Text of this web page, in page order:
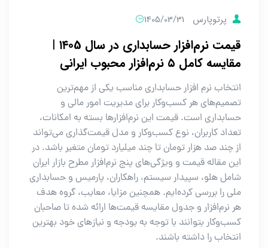
پرتوپارس 1405/03/31
قیمت نرم‌افزار حسابداری در سال ۱۴۰5 |
مقایسه کامل ۵ نرم‌افزار محبوب ایرانی
انتخاب نرم افزار حسابداری مناسب یکی از مهم‌ترین
تصمیم‌های هر کسب‌وکار برای مدیریت امور مالی و
حسابداری است. قیمت این نرم‌افزارها بسته به امکانات،
تعداد کاربران، نوع کسب‌وکار و مدل قیمت‌گذاری می‌تواند
از چند صد هزار تومان تا چند میلیارد تومان متغیر باشد. در
این مقاله قیمت و ویژگی‌های پنج نرم‌افزار مطرح بازار ایران
شامل هلو، سپیدار سیستم، راهکاران، پارمیس و حسابداری
ملی را بررسی کرده‌ایم. همچنین مزایا، معایب، گروه هدف
هر نرم‌افزار و جدول مقایسه قیمت‌ها ارائه شده تا صاحبان
کسب‌وکار بتوانند با توجه به بودجه و نیازهای خود بهترین
انتخاب را داشته باشند.